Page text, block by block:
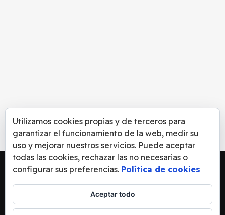
Utilizamos cookies propias y de terceros para
garantizar el funcionamiento de la web, medir su
uso y mejorar nuestros servicios. Puede aceptar
todas las cookies, rechazar las no necesarias o
configurar sus preferencias. Política de cookies
Aceptar todo